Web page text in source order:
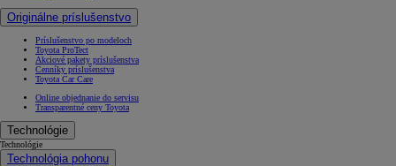
Originálne príslušenstvo
Príslušenstvo po modeloch
Toyota ProTect
Akciové pakety príslušenstva
Cenníky príslušenstva
Toyota Car Care
Online objednanie do servisu
Transparentné ceny Toyota
Technológie
Technológie
Technológia pohonu